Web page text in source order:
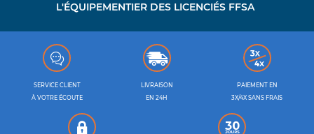
L'ÉQUIPEMENTIER DES LICENCIÉS FFSA
SERVICE CLIENT
À VOTRE ÉCOUTE
LIVRAISON
EN 24H
PAIEMENT EN
3X/4X SANS FRAIS